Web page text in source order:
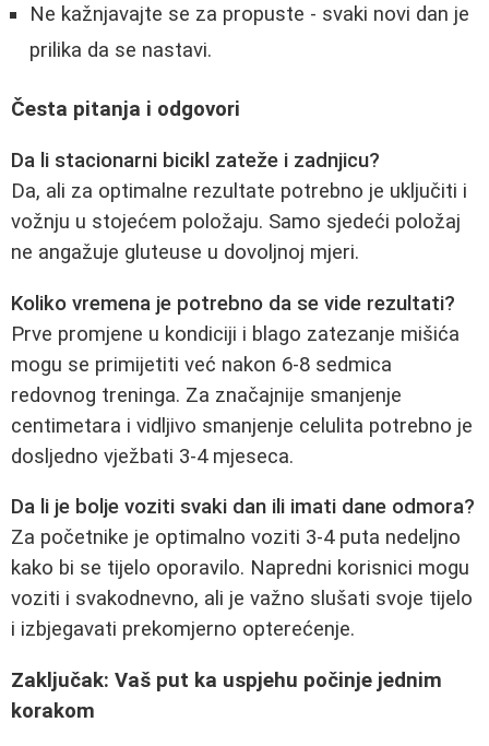
Ne kažnjavajte se za propuste - svaki novi dan je
prilika da se nastavi.
Česta pitanja i odgovori
Da li stacionarni bicikl zateže i zadnjicu?
Da, ali za optimalne rezultate potrebno je uključiti i
vožnju u stojećem položaju. Samo sjedeći položaj
ne angažuje gluteuse u dovoljnoj mjeri.
Koliko vremena je potrebno da se vide rezultati?
Prve promjene u kondiciji i blago zatezanje mišića
mogu se primijetiti već nakon 6-8 sedmica
redovnog treninga. Za značajnije smanjenje
centimetara i vidljivo smanjenje celulita potrebno je
dosljedno vježbati 3-4 mjeseca.
Da li je bolje voziti svaki dan ili imati dane odmora?
Za početnike je optimalno voziti 3-4 puta nedeljno
kako bi se tijelo oporavilo. Napredni korisnici mogu
voziti i svakodnevno, ali je važno slušati svoje tijelo
i izbjegavati prekomjerno opterećenje.
Zaključak: Vaš put ka uspjehu počinje jednim
korakom